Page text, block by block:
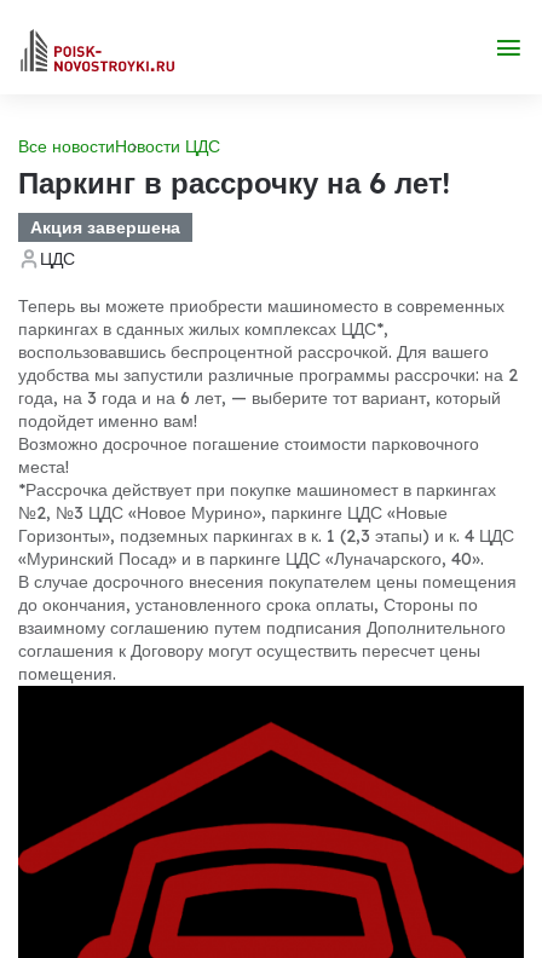
Все новостиНовости ЦДС
Паркинг в рассрочку на 6 лет!
Акция завершена
ЦДС
Теперь вы можете приобрести машиноместо в современных
паркингах в сданных жилых комплексах ЦДС*,
воспользовавшись беспроцентной рассрочкой. Для вашего
удобства мы запустили различные программы рассрочки: на 2
года, на 3 года и на 6 лет, — выберите тот вариант, который
подойдет именно вам!
Возможно досрочное погашение стоимости парковочного
места!
*Рассрочка действует при покупке машиномест в паркингах
№2, №3 ЦДС «Новое Мурино», паркинге ЦДС «Новые
Горизонты», подземных паркингах в к. 1 (2,3 этапы) и к. 4 ЦДС
«Муринский Посад» и в паркинге ЦДС «Луначарского, 40».
В случае досрочного внесения покупателем цены помещения
до окончания, установленного срока оплаты, Стороны по
взаимному соглашению путем подписания Дополнительного
соглашения к Договору могут осуществить пересчет цены
помещения.